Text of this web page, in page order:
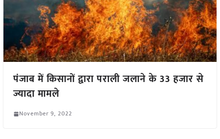
पंजाब में किसानों द्वारा पराली जलाने के 33 हजार से
ज्यादा मामले
November 9, 2022